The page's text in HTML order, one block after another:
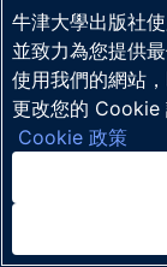
©牛津大學出版社
終端使用者授權協
本平台將於2026年8月
牛津大學出版社
並致力為您提供
使用我們的網站
更改您的 Cookie
Cookie 政策